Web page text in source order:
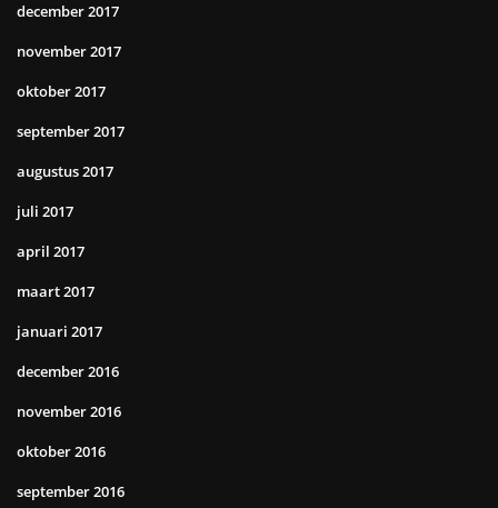
december 2017
november 2017
oktober 2017
september 2017
augustus 2017
juli 2017
april 2017
maart 2017
januari 2017
december 2016
november 2016
oktober 2016
september 2016